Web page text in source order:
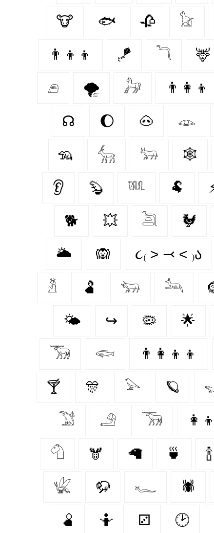
🐮 🐟 🥀 𓃠
👨‍👦‍👦 🪁 𓆓 🦌
𓂉 🌪️ 𓃗 👨‍👩‍👦
☊ 🌔 🐽 𓁼
🦡 𓃲 𓃽 🕸️
👂 🦫 𓆚 🐏
🐕 💥 𓆖 🐓
🌥️ 🙉 ૮₍ ˃ ⤙ ˂ ₎ა
𓁳 🫃 𓃓 𓃢
🌤️ ↪ 🦠 🌟
𓃝 𓆟 👨‍👩‍👦‍👦
🍸 🎊 𓅪 🪐
𓅑 𓄂 𓃞 👩‍👦
𓄇 🫎 🦙 🍵 🍾
𓆤 🦬 𓆑 🕷️
🫄 🤷 ⚂ 🕑